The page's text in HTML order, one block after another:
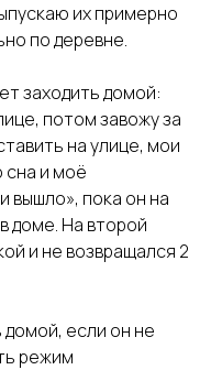
их примерно
по деревне.
заходить домой:
потом завожу за
на улице, мои
сна и моё
вышло», пока он на
доме. На второй
и не возвращался 2
если он не
режим